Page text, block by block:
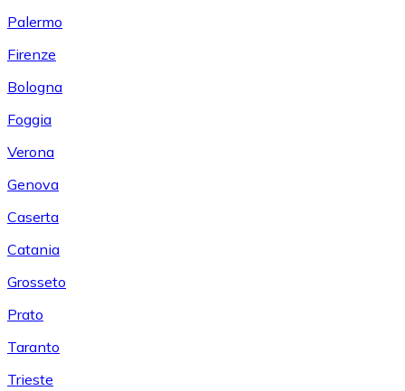
Palermo
Firenze
Bologna
Foggia
Verona
Genova
Caserta
Catania
Grosseto
Prato
Taranto
Trieste